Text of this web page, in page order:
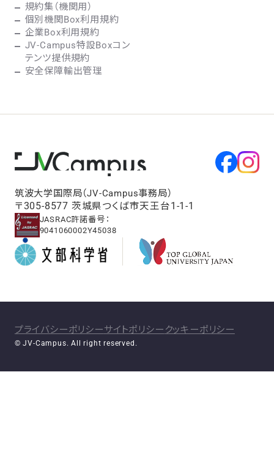
規約集（機関用）
個別機関Box利用規約
企業Box利用規約
JV-Campus特設Boxコン
テンツ提供規約
安全保障輸出管理
筑波大学国際局（JV-Campus事務局）
〒305-8577 茨城県つくば市天王台1-1-1
JASRAC許諾番号：
9041060002Y45038
プライバシーポリシーサイトポリシー クッキーポリシー
© JV-Campus. All right reserved.